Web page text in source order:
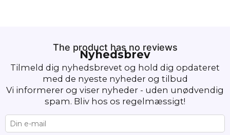
The product has no reviews
Nyhedsbrev
Tilmeld dig nyhedsbrevet og hold dig opdateret
med de nyeste nyheder og tilbud
Vi informerer og viser nyheder - uden unødvendig
spam. Bliv hos os regelmæssigt!